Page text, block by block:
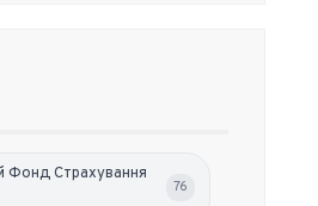
Фонд Страхування
76